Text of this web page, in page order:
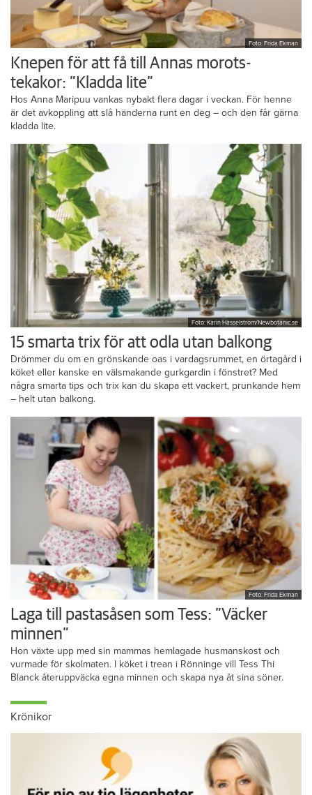
Foto: Frida Ekman
Knepen för att få till Annas morots-
tekakor: ”Kladda lite”
Hos Anna Maripuu vankas nybakt flera dagar i veckan. För henne
är det avkoppling att slå händerna runt en deg – och den får gärna
kladda lite.
Foto: Karin Hasselström/Newbotanic.se
15 smarta trix för att odla utan balkong
Drömmer du om en grönskande oas i vardagsrummet, en örtagård i
köket eller kanske en välsmakande gurkgardin i fönstret? Med
några smarta tips och trix kan du skapa ett vackert, prunkande hem
– helt utan balkong.
Foto: Frida Ekman
Laga till pastasåsen som Tess: ”Väcker
minnen”
Hon växte upp med sin mammas hemlagade husmanskost och
vurmade för skolmaten. I köket i trean i Rönninge vill Tess Thi
Blanck återuppväcka egna minnen och skapa nya åt sina söner.
Krönikor